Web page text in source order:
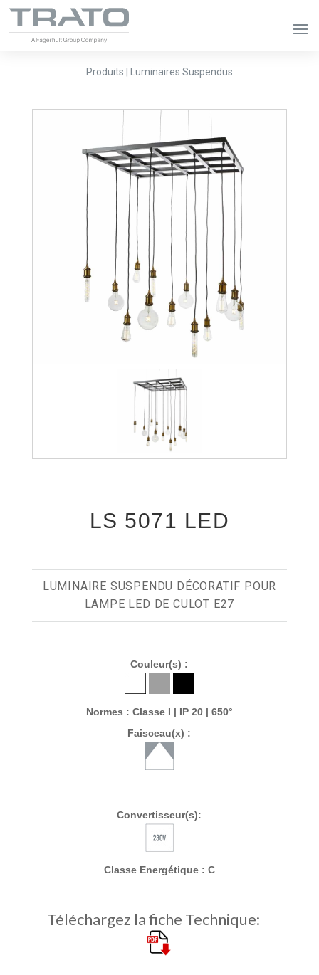
Produits | Luminaires Suspendus
LS 5071 LED
LUMINAIRE SUSPENDU DÉCORATIF POUR
LAMPE LED DE CULOT E27
Couleur(s) :
Normes : Classe I | IP 20 | 650°
Faisceau(x) :
Convertisseur(s):
Classe Energétique : C
Téléchargez la fiche Technique: